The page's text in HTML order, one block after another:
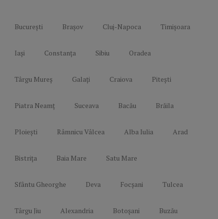
București Brașov Cluj-Napoca Timișoara
Iași Constanța Sibiu Oradea
Târgu Mureș Galați Craiova Pitești
Piatra Neamț Suceava Bacău Brăila
Ploiești Râmnicu Vâlcea Alba Iulia Arad
Bistrița Baia Mare Satu Mare
Sfântu Gheorghe Deva Focșani Tulcea
Târgu Jiu Alexandria Botoșani Buzău